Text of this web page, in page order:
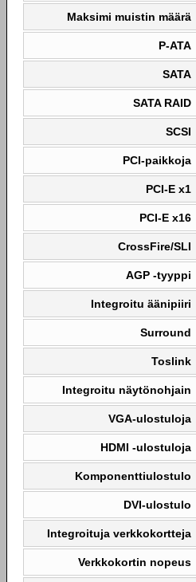
Maksimi muistin määrä
P-ATA
SATA
SATA RAID
SCSI
PCI-paikkoja
PCI-E x1
PCI-E x16
CrossFire/SLI
AGP -tyyppi
Integroitu äänipiiri
Surround
Toslink
Integroitu näytönohjain
VGA-ulostuloja
HDMI -ulostuloja
Komponenttiulostulo
DVI-ulostulo
Integroituja verkkokortteja
Verkkokortin nopeus